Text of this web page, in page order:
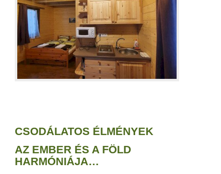
CSODÁLATOS ÉLMÉNYEK
AZ EMBER ÉS A FÖLD
HARMÓNIÁJA…